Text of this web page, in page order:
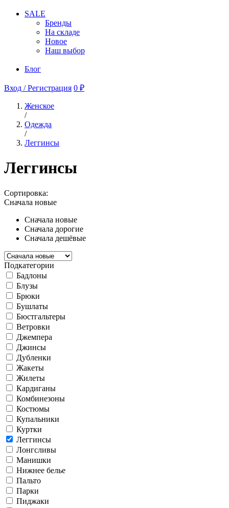
SALE
Бренды
На складе
Новое
Наш выбор
Блог
Вход / Регистрация 0 ₽
Женское
/
Одежда
/
Леггинсы
Леггинсы
Сортировка:
Сначала новые
Сначала новые
Сначала дорогие
Сначала дешёвые
Подкатегории
Бадлоны
Блузы
Брюки
Бушлаты
Бюстгальтеры
Ветровки
Джемпера
Джинсы
Дубленки
Жакеты
Жилеты
Кардиганы
Комбинезоны
Костюмы
Купальники
Куртки
Леггинсы
Лонгсливы
Манишки
Нижнее белье
Пальто
Парки
Пиджаки